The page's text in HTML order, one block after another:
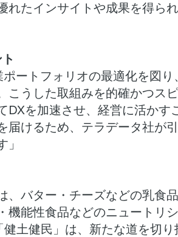
れたインサイトや成果を得ら
ートフォリオの最適化を図
こうした取組みを的確かつス
を加速させ、経営に活かす
届けるため、テラデータ社が
、バター・チーズなどの乳食
能性食品などのニュートリ
土健民」は、新たな道を切り